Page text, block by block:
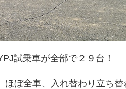
試乗車が全部で２９台！
ぼ全車、入れ替わり立ち替